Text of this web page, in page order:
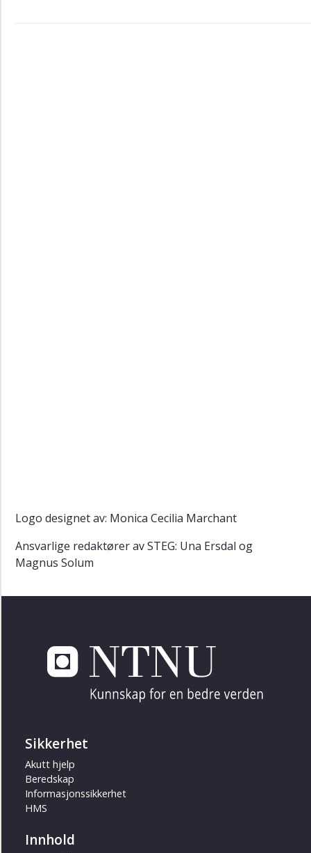
Logo designet av: Monica Cecilia Marchant
Ansvarlige redaktører av STEG: Una Ersdal og
Magnus Solum
Sikkerhet
Akutt hjelp
Beredskap
Informasjonssikkerhet
HMS
Innhold